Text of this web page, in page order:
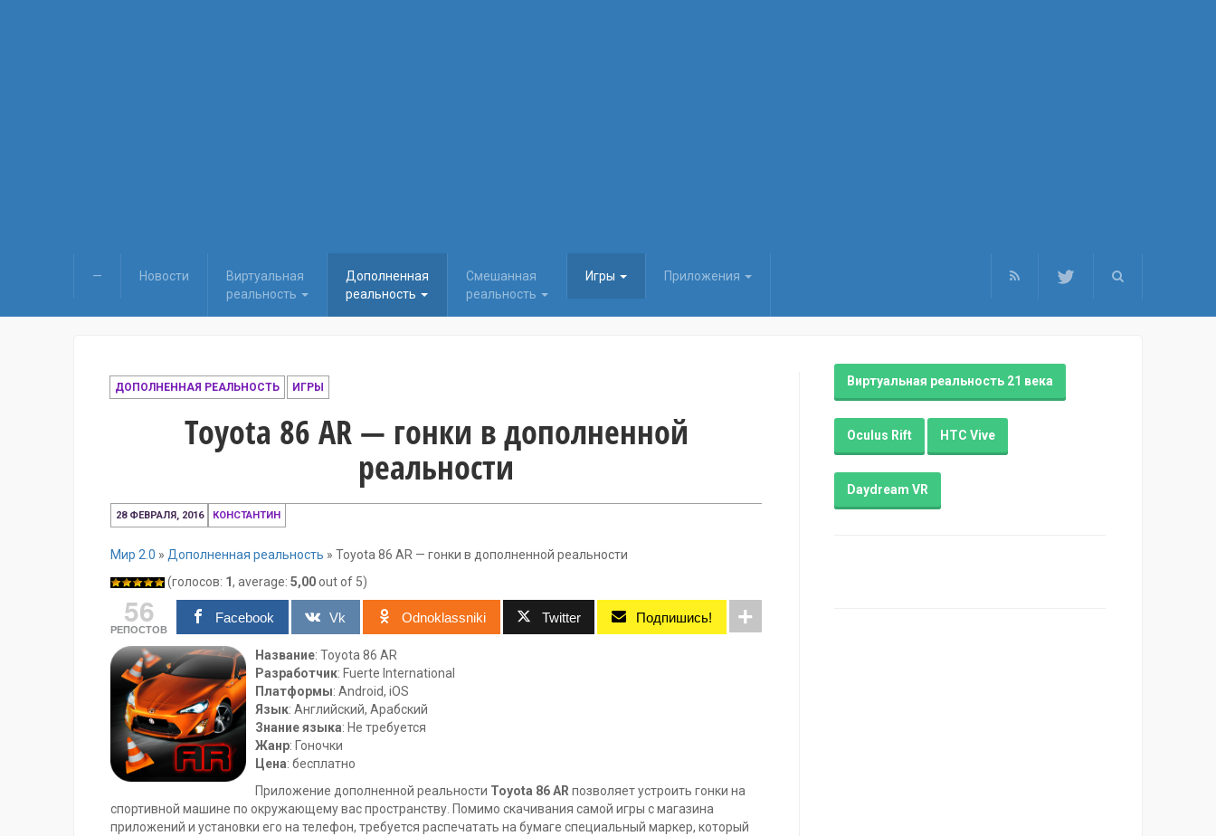
— Новости
Виртуальная
реальность
Дополненная
реальность
Смешанная
реальность
Игры Приложения
ДОПОЛНЕННАЯ РЕАЛЬНОСТЬ ИГРЫ
Toyota 86 AR — гонки в дополненной
реальности
28 ФЕВРАЛЯ, 2016
28
февраля,
КОНСТАНТИН
Мир 2.0 » Дополненная реальность » Toyota 86 AR — гонки в дополненной реальности
(голосов: 1, average: 5,00out of 5)
56
РЕПОСТОВ
Facebook Vk Odnoklassniki Twitter Подпишись!
Название: Toyota 86 AR
Разработчик: Fuerte International
Платформы: Android, iOS
Язык: Английский, Арабский
Знание языка: Не требуется
Жанр: Гоночки
Цена: бесплатно
Приложение дополненной реальности Toyota 86 AR позволяет устроить гонки на
спортивной машине по окружающему вас пространству. Помимо скачивания самой игры с магазина
приложений и установки его на телефон, требуется распечатать на бумаге специальный маркер, который
Виртуальная реальность 21 века
Oculus Rift HTC Vive
Daydream VR